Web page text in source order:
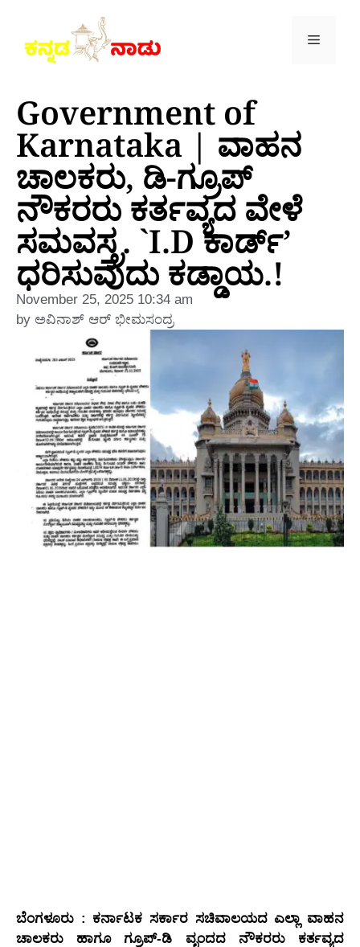
Government of
Karnataka | ವಾಹನ
ಚಾಲಕರು, ಡಿ-ಗ್ರೂಪ್
ನೌಕರರು ಕರ್ತವ್ಯದ ವೇಳೆ
ಸಮವಸ್ತ್ರ. `I.D ಕಾರ್ಡ್’
ಧರಿಸುವುದು ಕಡ್ಡಾಯ.!
November 25, 2025 10:34 am
by ಅವಿನಾಶ್‌ ಆರ್‌ ಭೀಮಸಂದ್ರ
ಬೆಂಗಳೂರು : ಕರ್ನಾಟಕ ಸರ್ಕಾರ ಸಚಿವಾಲಯದ ಎಲ್ಲಾ ವಾಹನ
ಚಾಲಕರು ಹಾಗೂ ಗ್ರೂಪ್-ಡಿ ವೃಂದದ ನೌಕರರು ಕರ್ತವ್ಯದ